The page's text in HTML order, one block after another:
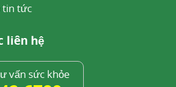
tin tức
liên hệ
vấn sức khỏe